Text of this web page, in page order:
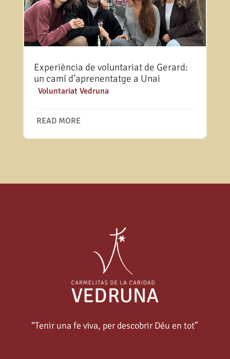
Experiència de voluntariat de Gerard:
un camí d’aprenentatge a Unai
Voluntariat Vedruna
READ MORE
“Tenir una fe viva, per descobrir Déu en tot”